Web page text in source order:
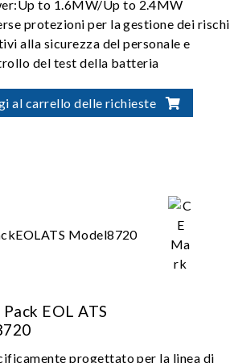
to 1.6MW/Up to 2.4MW
protezioni per la gestione dei rischi
alla sicurezza del personale e
del test della batteria
automatizzata della batteria
al carrello delle richieste
EOL ATS
progettato per la linea di